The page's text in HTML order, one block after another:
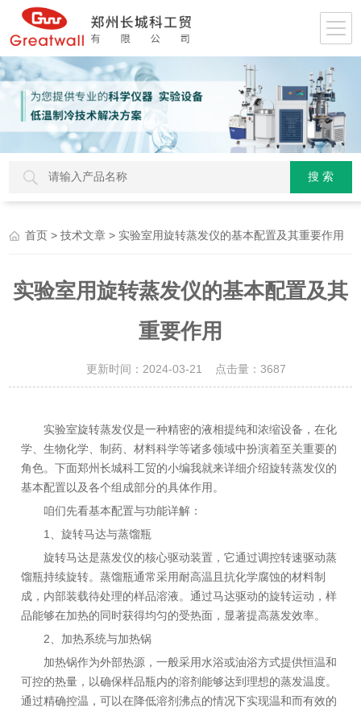
首页 >技术文章 > 实验室用旋转蒸发仪的基本配置及其重要作用
实验室用旋转蒸发仪的基本配置及其
重要作用
更新时间：2024-03-21 点击量： 3687
实验室旋转蒸发仪是一种精密的液相提纯和浓缩设备，在化
学、生物化学、制药、材料科学等诸多领域中扮演着至关重要的
角色。下面郑州长城科工贸的小编我就来详细介绍旋转蒸发仪的
基本配置以及各个组成部分的具体作用。
咱们先看基本配置与功能详解：
1、旋转马达与蒸馏瓶
旋转马达是蒸发仪的核心驱动装置，它通过调控转速驱动蒸
馏瓶持续旋转。蒸馏瓶通常采用耐高温且抗化学腐蚀的材料制
成，内部装载待处理的样品溶液。通过马达驱动的旋转运动，样
品能够在加热的同时获得均匀的受热面，显著提高蒸发效率。
2、加热系统与加热锅
加热锅作为外部热源，一般采用水浴或油浴方式提供恒温和
可控的热量，以确保样品瓶内的溶剂能够达到理想的蒸发温度。
通过精确控温，可以在降低溶剂沸点的情况下实现温和而有效的